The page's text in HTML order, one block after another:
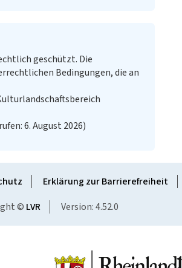
geschützt. Die
Bedingungen, die an
6. August 2026)
Erklärung zur Barrierefreiheit
© LVR Version: 4.52.0